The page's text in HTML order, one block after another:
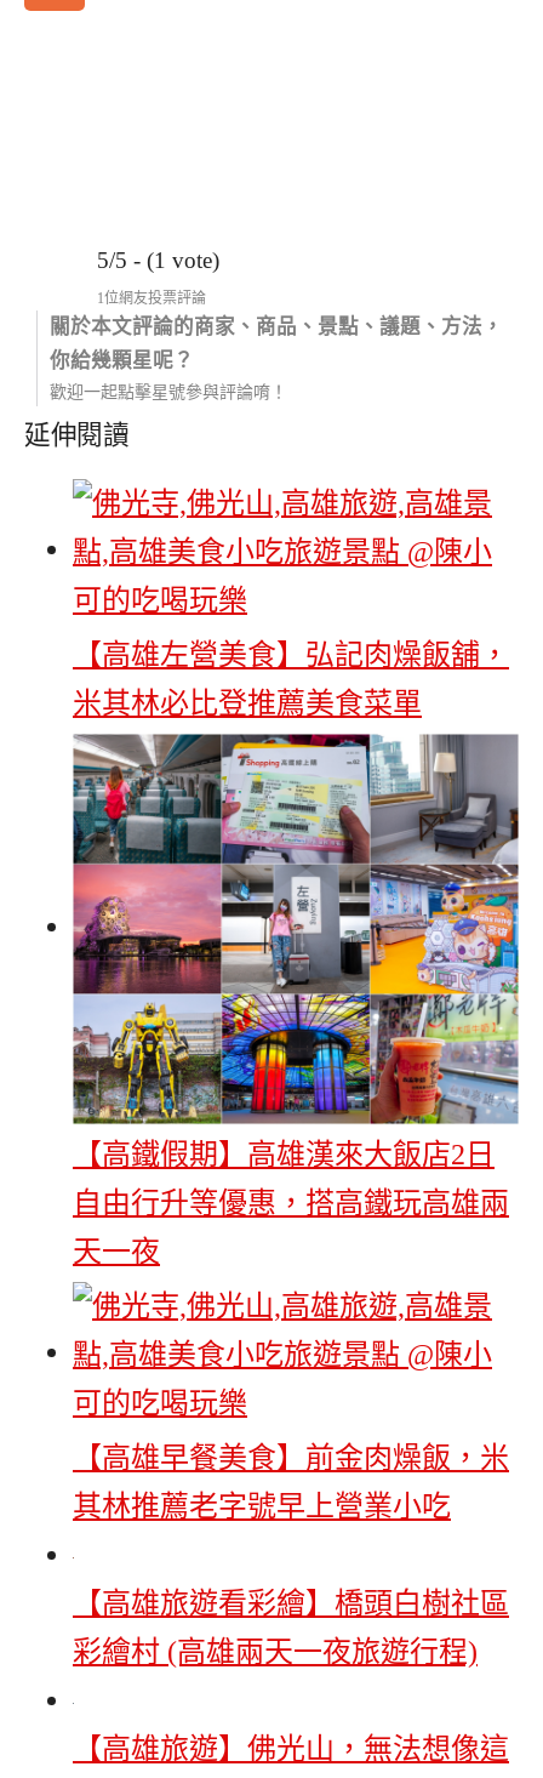
5/5 - (1 vote)
1位網友投票評論
關於本文評論的商家、商品、景點、議題、方法，
你給幾顆星呢？
歡迎一起點擊星號參與評論唷！
延伸閱讀
【高雄左營美食】弘記肉燥飯舖，
米其林必比登推薦美食菜單
【高鐵假期】高雄漢來大飯店2日
自由行升等優惠，搭高鐵玩高雄兩
天一夜
【高雄早餐美食】前金肉燥飯，米
其林推薦老字號早上營業小吃
【高雄旅遊看彩繪】橋頭白樹社區
彩繪村 (高雄兩天一夜旅遊行程)
【高雄旅遊】佛光山，無法想像這